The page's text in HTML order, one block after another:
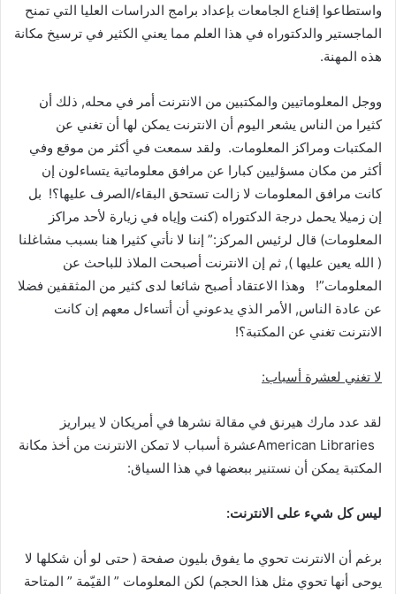
واستطاعوا إقناع الجامعات بإعداد برامج الدراسات العليا التي تمنح
الماجستير والدكتوراه في هذا العلم مما يعني الكثير في ترسيخ مكانة
هذه المهنة.
ووجل المعلوماتيين والمكتبين من الانترنت أمر في محله, ذلك أن
كثيرا من الناس يشعر اليوم أن الانترنت يمكن لها أن تغني عن
المكتبات ومراكز المعلومات. ولقد سمعت في أكثر من موقع وفي
أكثر من مكان مسؤليين كبارا عن مرافق معلوماتية يتساءلون إن
كانت مرافق المعلومات لا زالت تستحق البقاء/الصرف عليها؟! بل
إن زميلا يحمل درجة الدكتوراه (كنت وإياه في زيارة لأحد مراكز
المعلومات) قال لرئيس المركز:” إننا لا نأتي كثيرا هنا بسبب مشاغلنا
( الله يعين عليها ), ثم إن الانترنت أصبحت الملاذ للباحث عن
المعلومات”! وهذا الاعتقاد أصبح شائعا لدى كثير من المثقفين فضلا
عن عادة الناس, الأمر الذي يدعوني أن أتساءل معهم إن كانت
الانترنت تغني عن المكتبة؟!
لا تغني لعشرة أسباب:
لقد عدد مارك هيرنق في مقالة نشرها في أمريكان لا يبراريز
American Librariesعشرة أسباب لا تمكن الانترنت من أخذ مكانة
المكتبة يمكن أن نستنير ببعضها في هذا السياق:
ليس كل شيء على الانترنت:
برغم أن الانترنت تحوي ما يفوق بليون صفحة ( حتى لو أن شكلها لا
يوحى أنها تحوي مثل هذا الحجم) لكن المعلومات ” القيّمة ” المتاحة